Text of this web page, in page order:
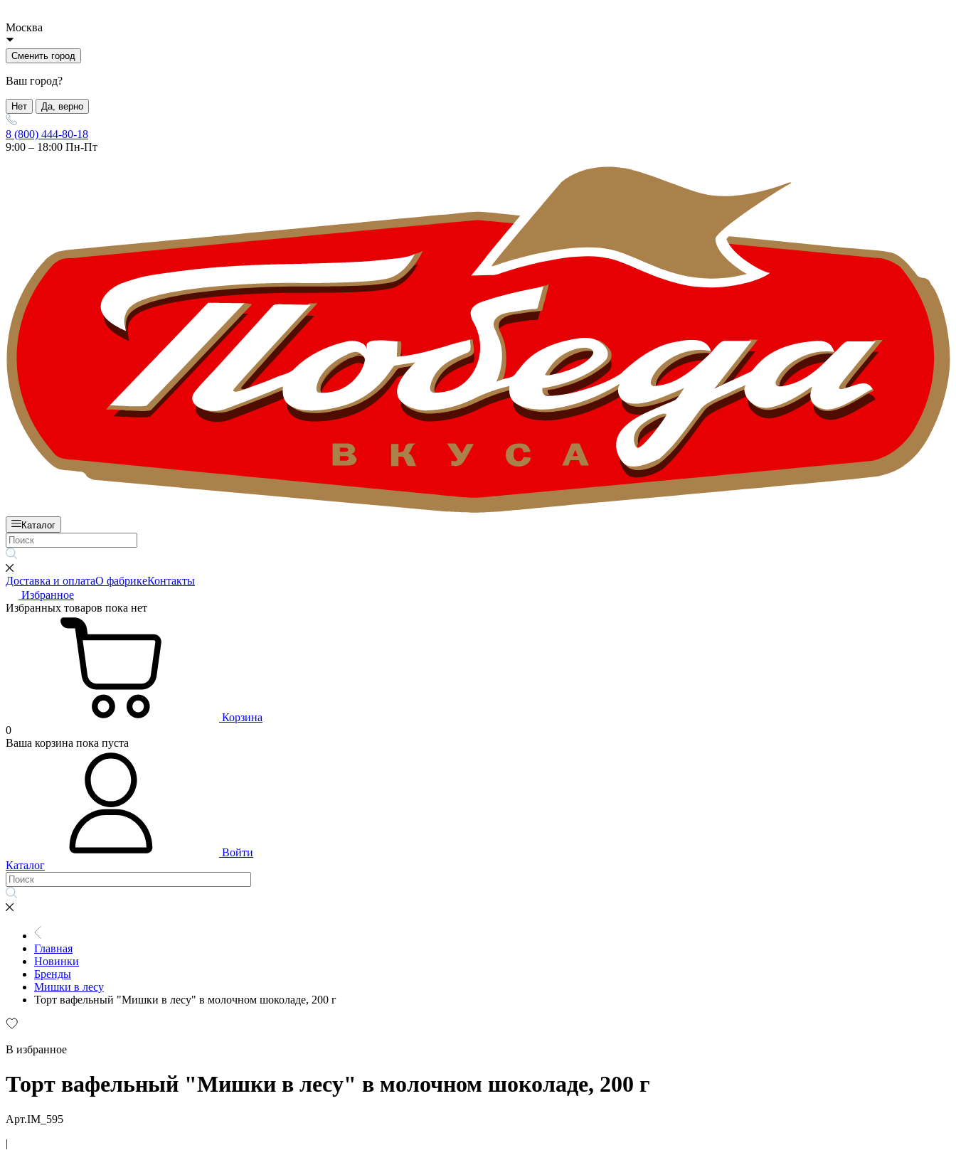
Москва
Сменить город
Ваш город?
Нет Да, верно
8 (800) 444-80-18
9:00 – 18:00 Пн-Пт
Каталог
Доставка и оплатаО фабрикеКонтакты
Избранное
Избранных товаров пока нет
Корзина
0
Ваша корзина пока пуста
Войти
Каталог
Главная
Новинки
Бренды
Мишки в лесу
Торт вафельный "Мишки в лесу" в молочном шоколаде, 200 г
В избранное
Торт вафельный "Мишки в лесу" в молочном шоколаде, 200 г
Арт.IM_595
|